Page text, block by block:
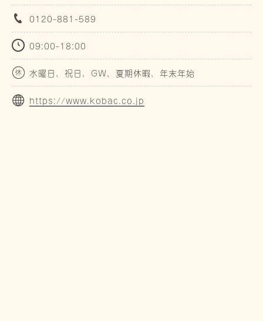
0120-881-589
09:00-18:00
水曜日、祝日、GW、夏期休暇、年末年始
https://www.kobac.co.jp